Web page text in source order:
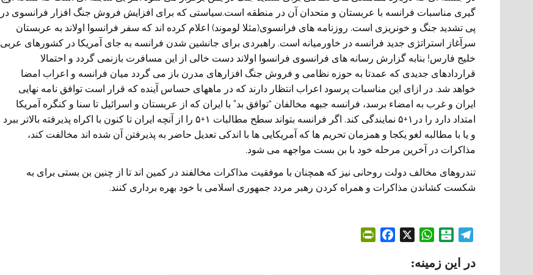
گيری مناسبات فرانسه با عربستان و متحدان آن در منطقه است.سياستی که برای افزايش فروش جنگ افزار فرانسوی در
پی تشديد جنگ و خونريزی است. روزنامه های فرانسوی(مثلا لوموند) اعلام کرده اند که سفر فرانسوا اولاند به عربستان
سرآغاز استراتژی جديد فرانسه در خاورميانه است. راهبردی برای جانشين شدن فرانسه به جای آمريکا در کشورهای عربی
خليج فارس! بنابه گزارش رسانه های فرانسوی فرانسوا اولاند دست خالی از اين مسافرت بازنمی گردد و احتمالا
قراردادهای جديدی که عمدتا به حوزه نظامی و فروش جنگ افزارهای مدرن باز می گردد ميان فرانسه و اعراب امضا
خواهد شد. در ازای اين مناسبات پرسود اعراب انتظار دارند که در ماههای حساس آينده که قرار است توافق نامه نهايی
ايران و غرب به امضاء برسد، فرانسه جبهه مخالفان “توافق بد” با ايران که از عربستان و اسرائيل تا سنا و کنگره آمريکا
امتداد دارد را در۱+۵ نمايندگی کند. اگر فرانسه بتواند سطح مطالبات ۱+۵ را از آنچه ايران تا کنون با اکراه پذيرفته بالاتر ببرد
و يا با مطالبه لغو يکجا و همزمان تحريم ها که آمريکايی ها با اندکی تعديل حاضر به پذيرفتن آن شده اند مخالفت کند،
مذاکرات در آخرين مرحله خود با بن بست مواجهه می شود.
تندروهای مخالف دولت روحانی نيز که همچنان با موفقيت مذاکرات مخالفند در کمين اند تا از چنين بن بستی برای به
شکست کشاندن مذاکرات و همراه کردن رهبر مردد جمهوری اسلامی با خود بهره برداری کنند.
l
l
W
a
در این زمینه: